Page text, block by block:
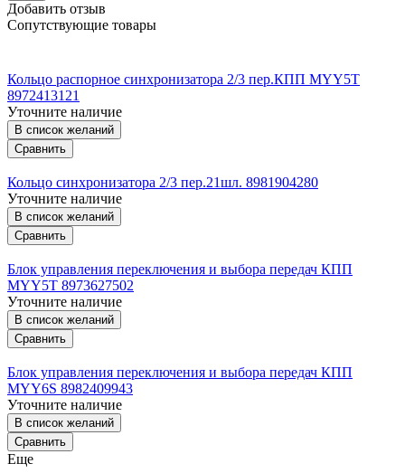
Добавить отзыв
Сопутствующие товары
Кольцо распорное синхронизатора 2/3 пер.КПП MYY5T
8972413121
Уточните наличие
В список желаний
Сравнить
Кольцо синхронизатора 2/3 пер.21шл. 8981904280
Уточните наличие
В список желаний
Сравнить
Блок управления переключения и выбора передач КПП
MYY5T 8973627502
Уточните наличие
В список желаний
Сравнить
Блок управления переключения и выбора передач КПП
MYY6S 8982409943
Уточните наличие
В список желаний
Сравнить
Еще